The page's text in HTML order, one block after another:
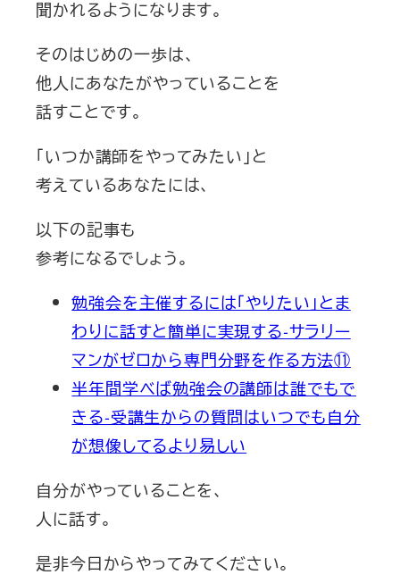
聞かれるようになります。
そのはじめの一歩は、
他人にあなたがやっていることを
話すことです。
「いつか講師をやってみたい」と
考えているあなたには、
以下の記事も
参考になるでしょう。
勉強会を主催するには「やりたい」とま
わりに話すと簡単に実現する-サラリー
マンがゼロから専門分野を作る方法⑪
半年間学べば勉強会の講師は誰でもで
きる-受講生からの質問はいつでも自分
が想像してるより易しい
自分がやっていることを、
人に話す。
是非今日からやってみてください。